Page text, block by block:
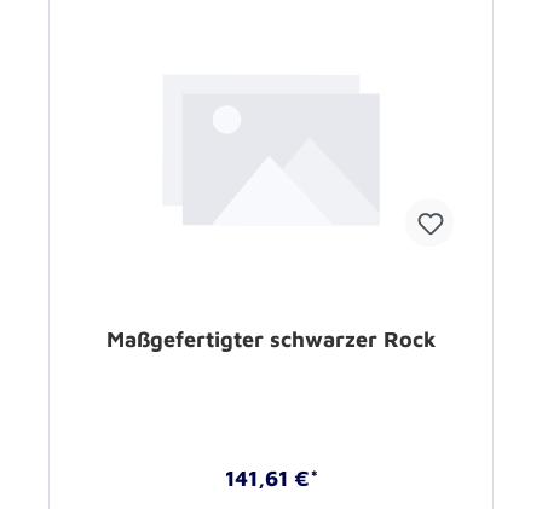
Maßgefertigter schwarzer Rock
141,61 €*